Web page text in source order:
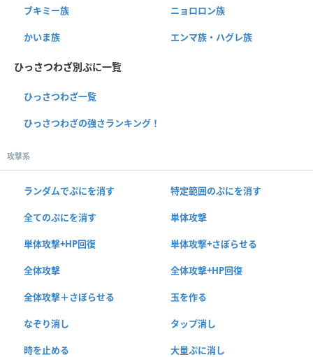
ブキミー族 ニョロロン族
かいま族 エンマ族・ハグレ族
ひっさつわざ別ぷに一覧
ひっさつわざ一覧
ひっさつわざの強さランキング！
攻撃系
ランダムでぷにを消す 特定範囲のぷにを消す
全てのぷにを消す 単体攻撃
単体攻撃+HP回復 単体攻撃+さぼらせる
全体攻撃 全体攻撃+HP回復
全体攻撃＋さぼらせる 玉を作る
なぞり消し タップ消し
時を止める 大量ぷに消し